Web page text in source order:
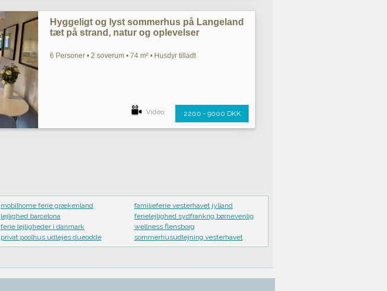
Hyggeligt og lyst sommerhus på Langeland
tæt på strand, natur og oplevelser
6 Personer • 2 soverum • 74 m² • Husdyr tilladt
Video 2200 - 9000 DKK
mobilhome ferie grækenland
lejlighed barcelona
ferie lejligheder i danmark
privat poolhus udlejes dueodde
familieferie vesterhavet jylland
ferielejlighed sydfrankrig børnevenlig
wellness flensborg
sommerhusudlejning vesterhavet